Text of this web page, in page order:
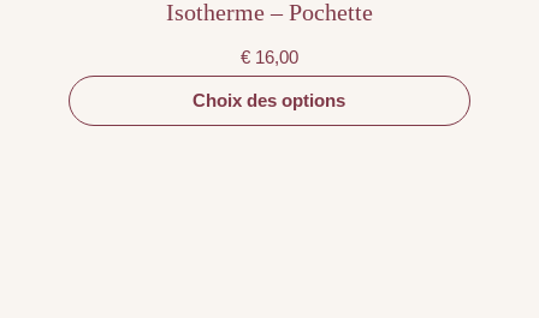
Isotherme – Pochette
€ 16,00
Choix des options